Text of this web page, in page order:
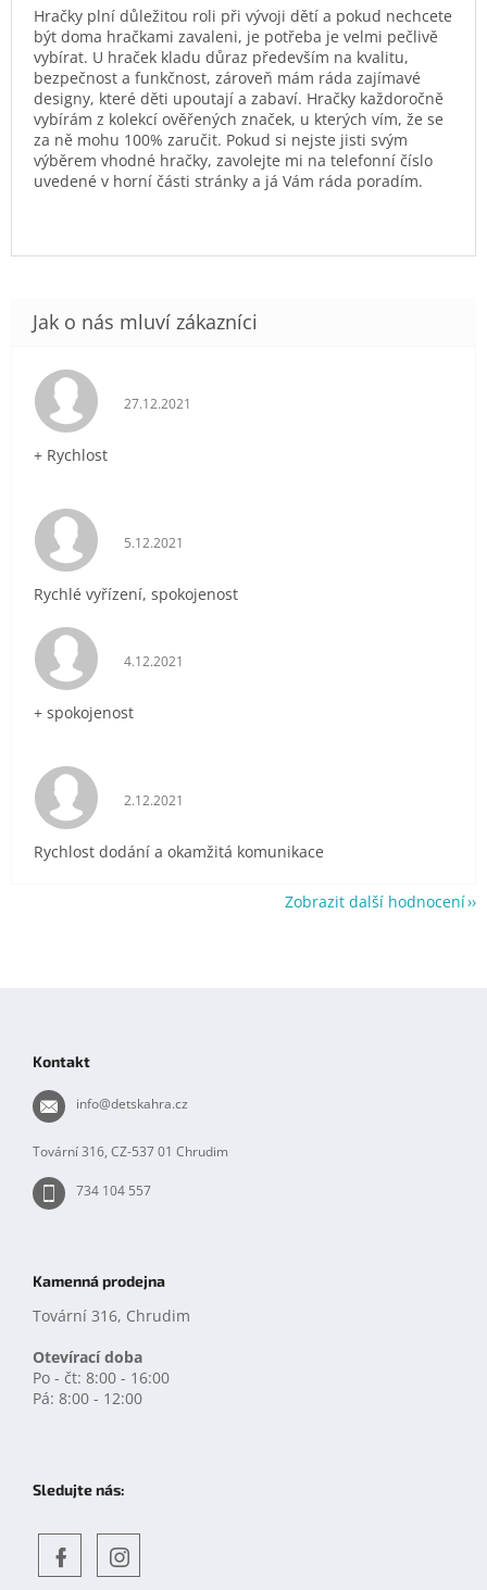
Hračky plní důležitou roli při vývoji dětí a pokud nechcete
být doma hračkami zavaleni, je potřeba je velmi pečlivě
vybírat. U hraček kladu důraz především na kvalitu,
bezpečnost a funkčnost, zároveň mám ráda zajímavé
designy, které děti upoutají a zabaví. Hračky každoročně
vybírám z kolekcí ověřených značek, u kterých vím, že se
za ně mohu 100% zaručit. Pokud si nejste jisti svým
výběrem vhodné hračky, zavolejte mi na telefonní číslo
uvedené v horní části stránky a já Vám ráda poradím.
Hodnocení obchodu je 5 z 5 hvězdiček.
27.12.2021
+ Rychlost
Hodnocení obchodu je 5 z 5 hvězdiček.
5.12.2021
Rychlé vyřízení, spokojenost
Hodnocení obchodu je 5 z 5 hvězdiček.
4.12.2021
+ spokojenost
Hodnocení obchodu je 5 z 5 hvězdiček.
2.12.2021
Rychlost dodání a okamžitá komunikace
Zobrazit další hodnocení
Kontakt
info@detskahra.cz
Tovární 316, CZ-537 01 Chrudim
734 104 557
Kamenná prodejna
Tovární 316, Chrudim
Otevírací doba
Po - čt: 8:00 - 16:00
Pá: 8:00 - 12:00
Sledujte nás: